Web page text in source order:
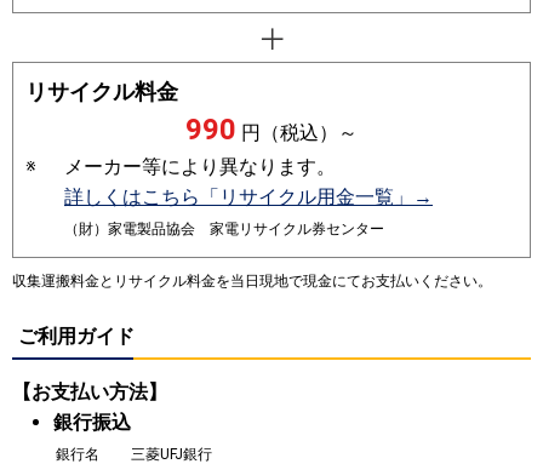
リサイクル料金
990 円（税込）～
※
メーカー等により異なります。
詳しくはこちら「リサイクル用金一覧」→
（財）家電製品協会 家電リサイクル券センター
収集運搬料金とリサイクル料金を当日現地で現金にてお支払いください。
ご利用ガイド
【お支払い方法】
銀行振込
銀行名 三菱UFJ銀行